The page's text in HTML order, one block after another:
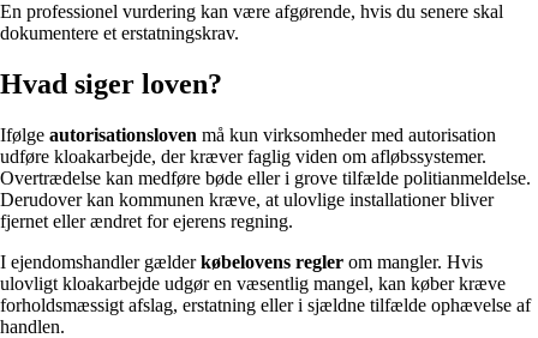
En professionel vurdering kan være afgørende, hvis du senere skal
dokumentere et erstatningskrav.
Hvad siger loven?
Ifølge autorisationsloven må kun virksomheder med autorisation
udføre kloakarbejde, der kræver faglig viden om afløbssystemer.
Overtrædelse kan medføre bøde eller i grove tilfælde politianmeldelse.
Derudover kan kommunen kræve, at ulovlige installationer bliver
fjernet eller ændret for ejerens regning.
I ejendomshandler gælderkøbelovens regler om mangler. Hvis
ulovligt kloakarbejde udgør en væsentlig mangel, kan køber kræve
forholdsmæssigt afslag, erstatning eller i sjældne tilfælde ophævelse af
handlen.